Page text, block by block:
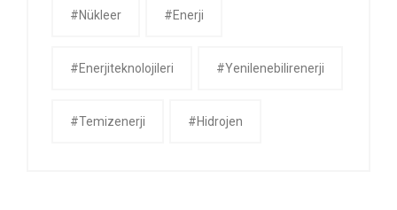
#nükleer #Enerji
#enerjiteknolojileri #yenilenebilirenerji
#temizenerji #Hidrojen